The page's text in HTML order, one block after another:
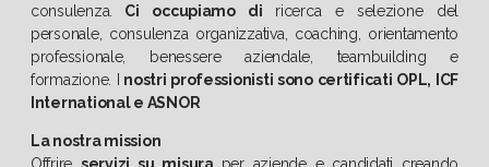
consulenza.
Ci occupiamo di ricerca e selezione del
personale, consulenza organizzativa, coaching, orientamento
professionale, benessere aziendale, teambuilding e
formazione. I
nostri professionisti sono certificati OPL, ICF
International e ASNOR
La nostra mission
Offrireservizi su misura per aziende e candidati creando